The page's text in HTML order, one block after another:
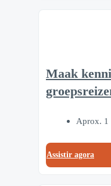
Maak
Aprox. 1
Assistir agora